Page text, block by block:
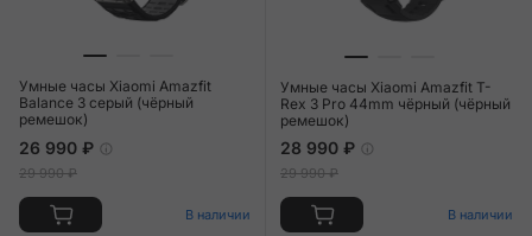
Умные часы Xiaomi Amazfit
Balance 3 серый (чёрный
ремешок)
26 990 ₽
29 990 ₽
В наличии
Умные часы Xiaomi Amazfit T-
Rex 3 Pro 44mm чёрный (чёрный
ремешок)
28 990 ₽
29 990 ₽
В наличии